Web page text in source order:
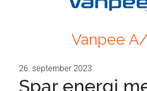
Vanpee
26. september 2023
Spar energi